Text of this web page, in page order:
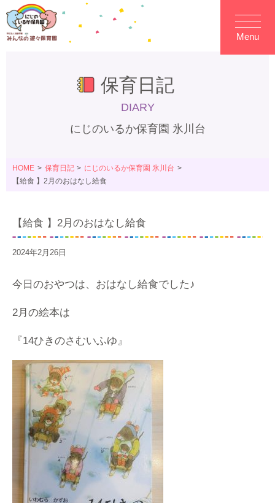
Menu
保育日記
DIARY
にじのいるか保育園 氷川台
HOME 保育日記
にじのいるか保育園 氷川台
【給食 】2月のおはなし給食
【給食 】2月のおはなし給食
2024年2月26日
今日のおやつは、おはなし給食でした♪
2月の絵本は
『14ひきのさむいふゆ』